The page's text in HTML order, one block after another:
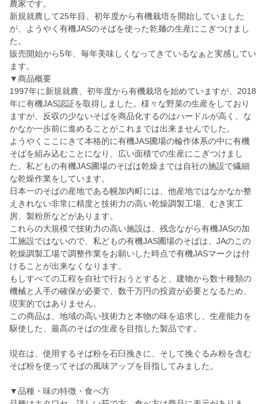
農家です。
新規就農して25年目、初年度から有機栽培を開始していました
が、ようやく有機JASのそばを使った乾麺の生産にこぎつけまし
た。
販売開始から5年、毎年美味しくなってきているなぁと実感してい
ます。
▼商品概要
1997年に新規就農、初年度から有機栽培を始めていますが、2018
年に有機JAS認証を取得しました。様々な野菜の生産をしており
ますが、反収の少ないそばを商品化するのはハードルが高く、な
かなか一歩前に進めることがこれまでは出来ませんでした。
ようやくここにきて本格的に有機JAS圃場の輪作体系の中に有機
そばを組み込むことになり、広い面積での生産にこぎつけまし
た。私どもの有機JAS圃場のそばは乾燥までは自社の施設で繊細
な乾燥作業をしています。
日本一のそばの産地である幌加内町には、他産地ではなかなか整
えきれない非常に精度と技術力の高い乾燥調製工場、むき実工
房、製粉所などがあります。
これらの大規模で技術力の高い施設は、残念ながら有機JASの加
工施設ではないので、私どもの有機JAS圃場のそばは、JAのこの
乾燥調製工場で調整作業をお願いした時点で有機JASマークは付
けることが出来なくなります。
もしすべての工程を自社で行おうとすると、建物から数十種類の
機械と人手の確保が必要で、数千万円の投資が必要となるため、
現実的ではありません。
この商品は、地域の高い技術力と本物の味を追求し、生産能力を
駆使した、最高のそばの生産を目指した製品です。
現在は、使用するそば粉を石臼挽きに、そして挽ぐるみ粉を含む
そば粉を使ってそばの風味アップを目指してみました。
▼品種・味の特徴・食べ方